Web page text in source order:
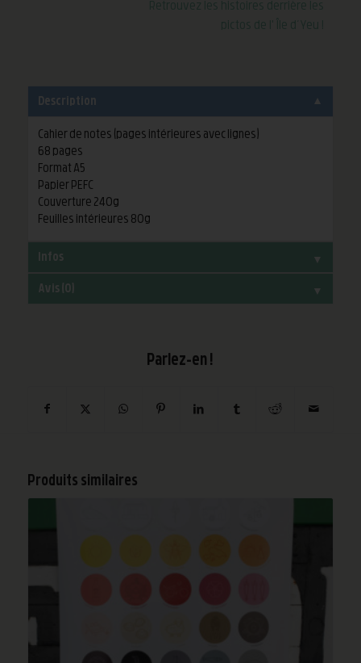
Description ▼
Cahier de notes (pages intérieures avec lignes)
68 pages
Format A5
Papier PEFC
Couverture 240g
Feuilles intérieures 80g
Infos ▼
Avis (0) ▼
Parlez-en !
Produits similaires